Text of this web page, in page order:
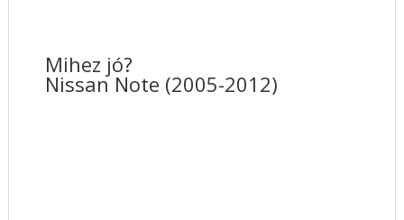
Mihez jó?
Nissan Note (2005-2012)